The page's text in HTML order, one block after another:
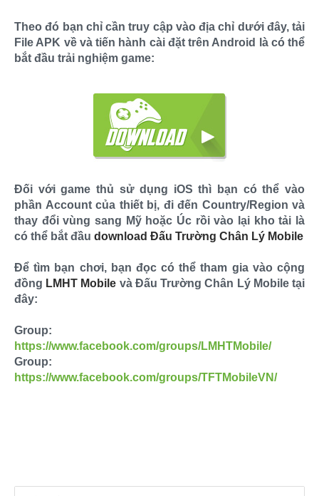
Theo đó bạn chỉ cần truy cập vào địa chỉ dưới đây, tải
File APK về và tiến hành cài đặt trên Android là có thể
bắt đầu trải nghiệm game:
Đối với game thủ sử dụng iOS thì bạn có thể vào
phần Account của thiết bị, đi đến Country/Region và
thay đổi vùng sang Mỹ hoặc Úc rồi vào lại kho tải là
có thể bắt đầu download Đấu Trường Chân Lý Mobile
Để tìm bạn chơi, bạn đọc có thể tham gia vào cộng
đồng LMHT Mobile và Đấu Trường Chân Lý Mobile tại
đây:
Group:
https://www.facebook.com/groups/LMHTMobile/
Group:
https://www.facebook.com/groups/TFTMobileVN/